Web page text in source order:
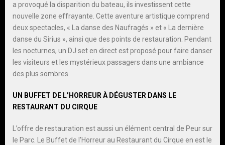
a provoqué la disparition du bateau, ils investissent cette
nouvelle zone effrayante. Cette aventure artistique comprend
deux spectacles, « La danse des Naufragés » et « La dernière
danse du Sirius », ainsi que des points de restauration. Pendant
les nocturnes, un DJ set en direct est proposé pour faire danser
les visiteurs et les mystérieux passagers dans une ambiance
des plus sombres
UN BUFFET DE L’HORREUR À DÉGUSTER DANS LE
RESTAURANT DU CIRQUE
L’offre de restauration est aussi un élément central de Peur sur
le Parc. Le Buffet de l’Horreur au Restaurant du Cirque en est le